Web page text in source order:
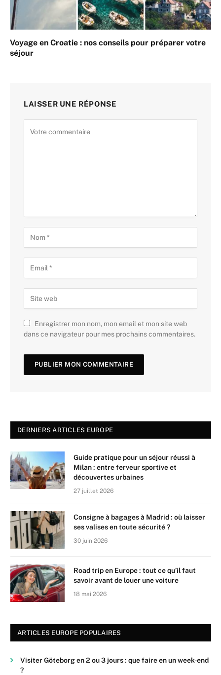
Voyage en Croatie : nos conseils pour préparer votre
séjour
LAISSER UNE RÉPONSE
Enregistrer mon nom, mon email et mon site web
dans ce navigateur pour mes prochains commentaires.
DERNIERS ARTICLES EUROPE
Guide pratique pour un séjour réussi à
Milan : entre ferveur sportive et
découvertes urbaines
27 juillet 2026
Consigne à bagages à Madrid : où laisser
ses valises en toute sécurité ?
30 juin 2026
Road trip en Europe : tout ce qu’il faut
savoir avant de louer une voiture
18 mai 2026
ARTICLES EUROPE POPULAIRES
Visiter Göteborg en 2 ou 3 jours : que faire en un week-end
?